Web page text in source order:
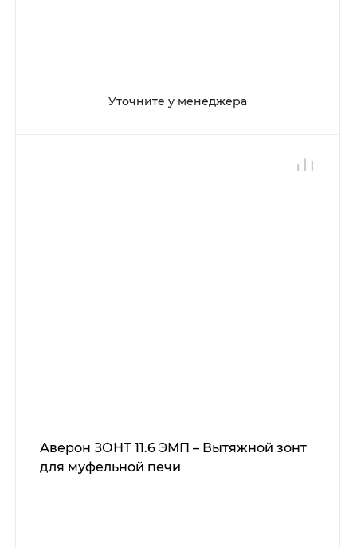
Уточните у менеджера
Аверон ЗОНТ 11.6 ЭМП – Вытяжной зонт
для муфельной печи